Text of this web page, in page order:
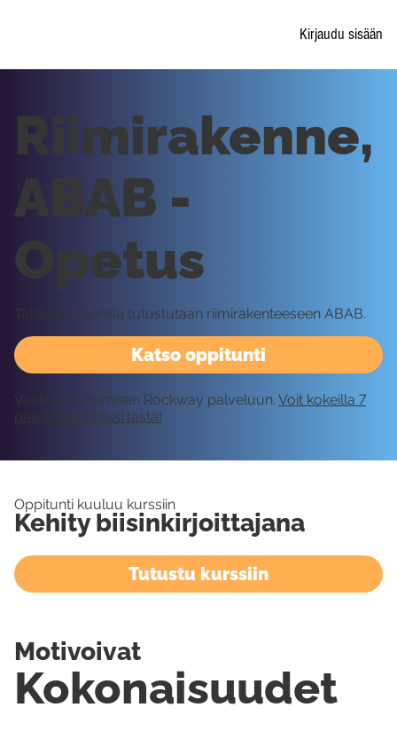
Kirjaudu sisään
Katso oppitunti
Riimirakenne,
ABAB -
Opetus
Tällä oppitunnilla tutustutaan riimirakenteeseen ABAB.
Vaatii kirjautumisen Rockway palveluun. Voit kokeilla 7
päivää ilmaiseksi tästä!
Oppitunti kuuluu kurssiin
Kehity biisinkirjoittajana
Tutustu kurssiin
Kokonaisuudet
Motivoivat